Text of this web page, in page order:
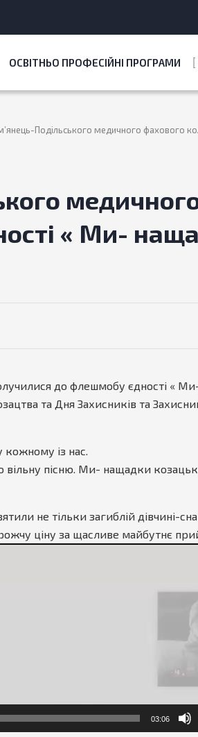
ОСВІТНЬО ПРОФЕСІЙНІ ПРОГРАМИ
Подільського медичного фахового
« Ми-
до флешмобу єдності «
та Дня Захисників та
кожному із нас.
вільну пісню. Ми- нащадки
не тільки загиблій дівчині-
ціну за щасливе майбутнє
03:06